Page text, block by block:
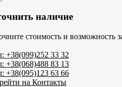
наличие
стоимость и возможность
+38(099)252 33 32
+38(068)488 83 13
+38(095)123 63 66
на Контакты